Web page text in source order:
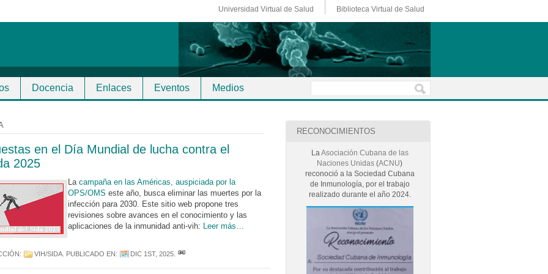
Universidad Virtual de Salud Biblioteca Virtual de Salud
Docencia Enlaces Eventos Medios
en el Día Mundial de lucha contra el
2025
La campaña en las Américas, auspiciada por la
OPS/OMS este año, busca eliminar las muertes por la
infección para 2030. Este sitio web propone tres
revisiones sobre avances en el conocimiento y las
aplicaciones de la inmunidad anti-vih: Leer más…
VIH/SIDA. PUBLICADO EN: DIC 1ST, 2025.
RECONOCIMIENTOS
LaAsociación Cubana de las
Naciones Unidas (ACNU)
reconoció a la Sociedad Cubana
de Inmunología, por el trabajo
realizado durante el año 2024.